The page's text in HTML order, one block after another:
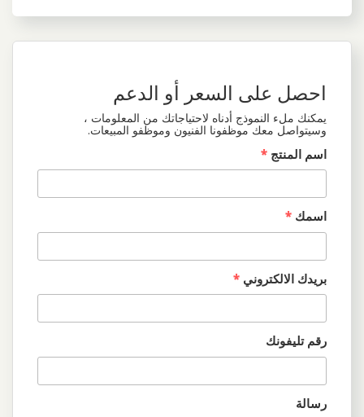
احصل على السعر أو الدعم
يمكنك ملء النموذج أدناه لاحتياجاتك من المعلومات ،
وسيتواصل معك موظفونا الفنيون وموظفو المبيعات.
اسم المنتج *
اسمك *
بريدك الالكتروني *
رقم تليفونك
رسالة